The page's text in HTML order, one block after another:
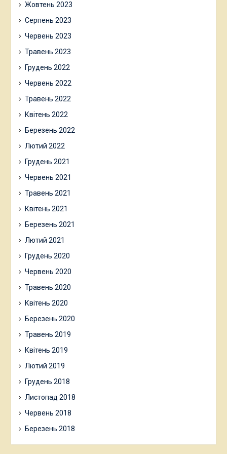
Жовтень 2023
Серпень 2023
Червень 2023
Травень 2023
Грудень 2022
Червень 2022
Травень 2022
Квітень 2022
Березень 2022
Лютий 2022
Грудень 2021
Червень 2021
Травень 2021
Квітень 2021
Березень 2021
Лютий 2021
Грудень 2020
Червень 2020
Травень 2020
Квітень 2020
Березень 2020
Травень 2019
Квітень 2019
Лютий 2019
Грудень 2018
Листопад 2018
Червень 2018
Березень 2018